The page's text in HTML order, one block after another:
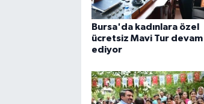
Bursa'da kadınlara özel
ücretsiz Mavi Tur devam
ediyor